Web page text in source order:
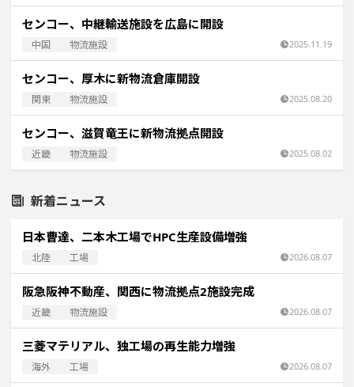
センコー、中継輸送施設を広島に開設
中国 物流施設 2025.11.19
センコー、厚木に新物流倉庫開設
関東 物流施設 2025.08.20
センコー、滋賀竜王に新物流拠点開設
近畿 物流施設 2025.08.02
新着ニュース
日本曹達、二本木工場でHPC生産設備増強
北陸 工場 2026.08.07
阪急阪神不動産、関西に物流拠点2施設完成
近畿 物流施設 2026.08.07
三菱マテリアル、独工場の再生能力増強
海外 工場 2026.08.07